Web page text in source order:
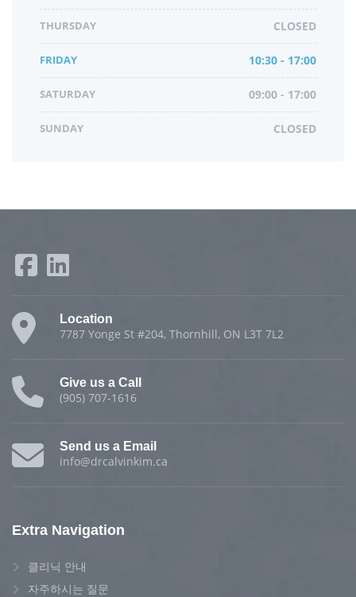
THURSDAY CLOSED
FRIDAY 10:30 - 17:00
SATURDAY 09:00 - 17:00
SUNDAY CLOSED
Location
7787 Yonge St #204, Thornhill, ON L3T 7L2
Give us a Call
(905) 707-1616
Send us a Email
info@drcalvinkim.ca
Extra Navigation
클리닉 안내
자주하시는 질문